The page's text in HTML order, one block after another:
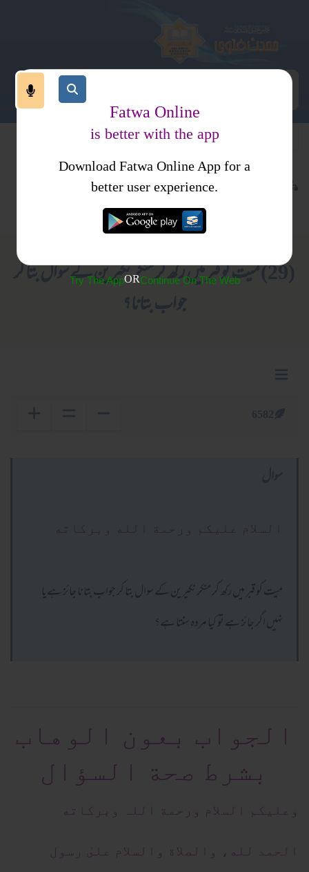
نماز
کتب فتاوی
فتاوی ثنائیہ امرتسری جلد 2
(29) میت کو قبر میں رکھ کر منکر نکیرین کے سوال بتا کر
جواب بتانا؟
السلام عليكم ورحمة الله وبركاته
میت کو قبر میں رکھ کر منکر نکیرین کے سوال بتا کر جواب بتانا جائز ہےیا
نہیں اگر جائز ہے تو کیا مردہ سنتا ہے؟
الجواب بعون الوهاب
بشرط صحة السؤال
وعلیکم السلام ورحمة اللہ وبرکاته
الحمد لله، والصلاة والسلام علىٰ رسول
Fatwa Online
is better with the app
Download Fatwa Online App for a
better user experience.
Try The AppORContinue On The Web